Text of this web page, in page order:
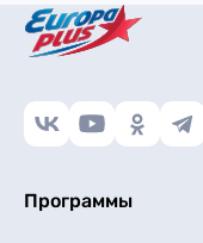
Программы